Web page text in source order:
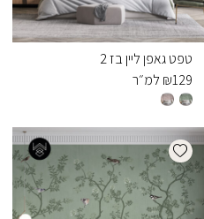
טפט גאפן ליין בז 2
₪129 למ״ר
Add wishlist